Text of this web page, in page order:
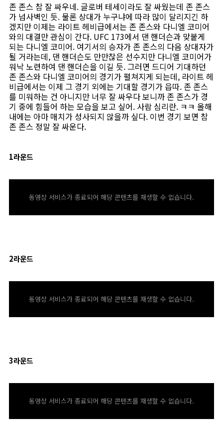
존 존스 참 잘 싸우네. 글로버 테세이라도 잘 싸웠는데 존 존스
가 넘사벽인 듯. 물론 상대가 누구냐에 따라 많이 달리지긴 하
겠지만 이제는 라이트 헤비급에서는 존 존스와 다니엘 코미어
와의 대결만 관심이 간다. UFC 173에서 댄 핸더슨과 맞붙게
되는 다니엘 코미어. 여기서의 승자가 존 존스의 다음 상대자가
될 거라는데, 댄 핸더슨도 만만찮은 선수지만 다니엘 코미어가
워낙 노련하여 댄 핸더슨을 이길 듯. 그러면 드디어 기대하던
존 존스와 다니엘 코미어의 경기가 펼쳐지게 되는데, 라이트 헤
비급에서는 이제 그 경기 외에는 기대할 경기가 읍따. 존 존스
를 미워하는 건 아니지만 너무 잘 싸우다 보니까 존 존스가 경
기 중에 힘들어 하는 모습을 보고 싶어. 사람 심리란. ㅋㅋ 올해
내에는 아마 매치가 성사되지 않을까 싶다. 이번 경기 보면 참
존 존스 정말 잘 싸운다.
1라운드
동영상 서비스가 종료되어 해당 콘텐츠를 재생할 수 없습니다.
2라운드
동영상 서비스가 종료되어 해당 콘텐츠를 재생할 수 없습니다.
3라운드
동영상 서비스가 종료되어 해당 콘텐츠를 재생할 수 없습니다.